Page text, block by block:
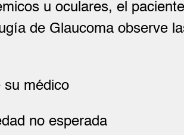
u oculares, el
de Glaucoma observe
su médico
no esperada